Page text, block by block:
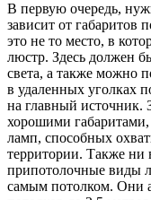
В первую очередь,
зависит от
это не то место, в
люстр. Здесь должен
света, а также можно
в удаленных уголках
на главный источник.
хорошими габаритами,
ламп, способных
территории. Также ни
припотолочные виды
самым потолком. Они